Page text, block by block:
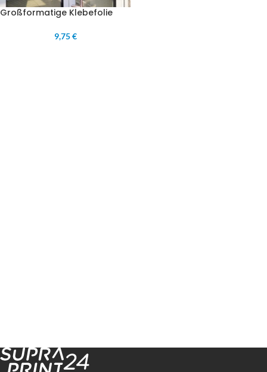
Großformatige Klebefolie
9,75 €